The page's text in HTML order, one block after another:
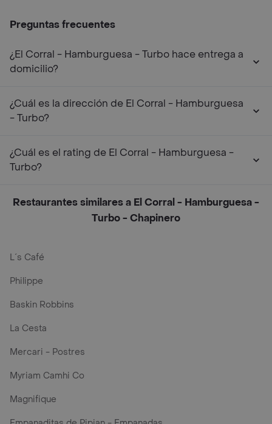
Preguntas frecuentes
¿El Corral - Hamburguesa - Turbo hace entrega a
domicilio?
¿Cuál es la dirección de El Corral - Hamburguesa
- Turbo?
¿Cuál es el rating de El Corral - Hamburguesa -
Turbo?
Restaurantes similares a El Corral - Hamburguesa -
Turbo - Chapinero
L´s Café
Philippe
Baskin Robbins
La Cesta
Mercari - Postres
Myriam Camhi Co
Magnifique